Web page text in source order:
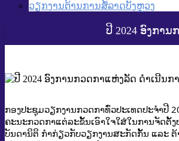
ວຽກງານຕ້ານການສໍ້ລາດບັງຫຼວງ
ປີ 2024 ອົງກາ
ກອງປະຊຸມວຽກງານກວດກາທົ່ວປະເທດປະຈຳປີ
ຄະນະກວດກາແຕ່ລະຂັ້ນເອົາໃຈໃສ່ໃນການຈັດຕັ້
ບັນດານິຕິ ກຳກ່ຽວກັບວຽກງານສະກັດກັ້ນ ແລະ